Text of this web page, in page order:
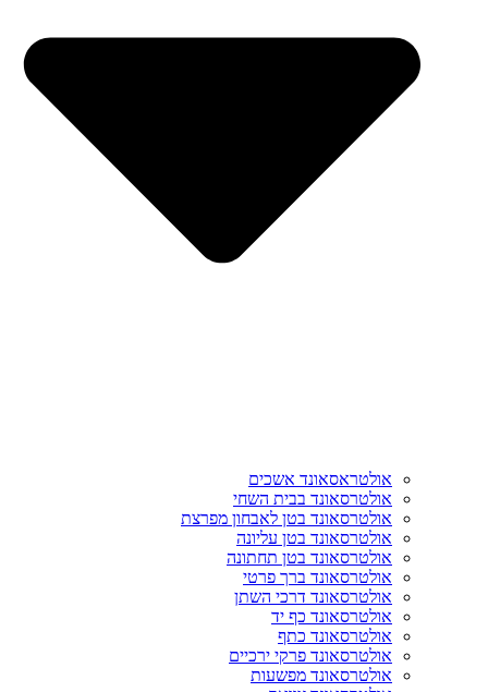
אולטראסאונד אשכים
אולטרסאונד בבית השחי
אולטרסאונד בטן לאבחון מפרצת
אולטרסאונד בטן עליונה
אולטרסאונד בטן תחתונה
אולטרסאונד ברך פרטי
אולטרסאונד דרכי השתן
אולטרסאונד כף יד
אולטרסאונד כתף
אולטרסאונד פרקי ירכיים
אולטרסאונד מפשעות